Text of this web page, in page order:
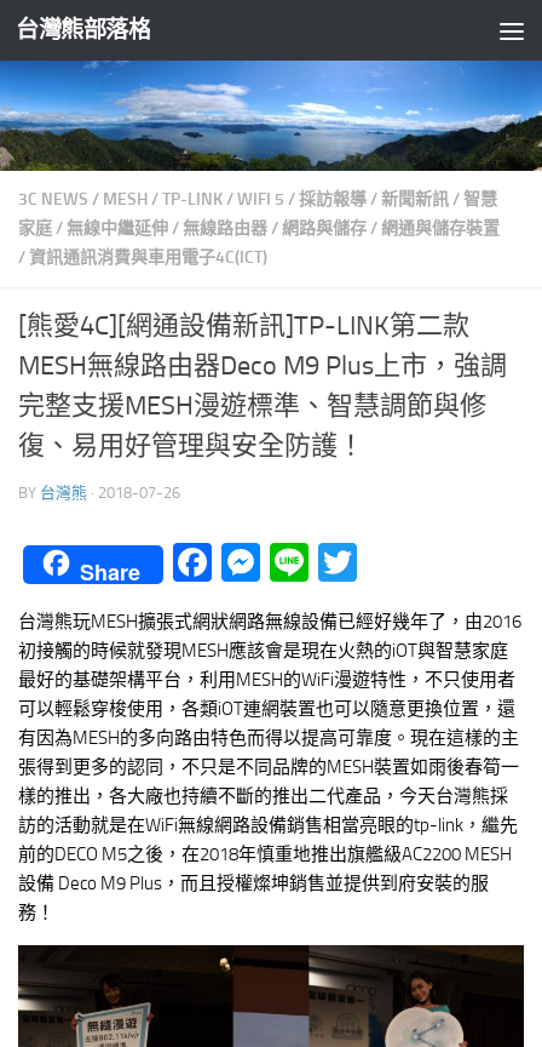
Skip to content
台灣熊部落格
3C NEWS / MESH/TP-LINK/WIFI 5 /採訪報導/新聞新訊/智慧
家庭/無線中繼延伸/無線路由器/網路與儲存/網通與儲存裝置
/資訊通訊消費與車用電子4C(ICT)
[熊愛4C][網通設備新訊]TP-LINK第二款
MESH無線路由器Deco M9 Plus上市，強調
完整支援MESH漫遊標準、智慧調節與修
復、易用好管理與安全防護！
BY 台灣熊 · 2018-07-26
Share Facebook
Messenger
Line
台灣熊玩MESH擴張式網狀網路無線設備已經好幾年了，由2016
初接觸的時候就發現MESH應該會是現在火熱的iOT與智慧家庭
最好的基礎架構平台，利用MESH的WiFi漫遊特性，不只使用者
可以輕鬆穿梭使用，各類iOT連網裝置也可以隨意更換位置，還
有因為MESH的多向路由特色而得以提高可靠度。現在這樣的主
張得到更多的認同，不只是不同品牌的MESH裝置如雨後春筍一
樣的推出，各大廠也持續不斷的推出二代產品，今天台灣熊採
訪的活動就是在WiFi無線網路設備銷售相當亮眼的tp-link，繼先
前的DECO M5之後，在2018年慎重地推出旗艦級AC2200 MESH
設備 Deco M9 Plus，而且授權燦坤銷售並提供到府安裝的服
務！